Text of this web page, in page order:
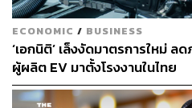
เป็นการยกระดับกฎระเบียบแล
ทันสมัยและเอื้อต่อการดำเนินธุ
การปรับปรุงกฎเกณฑ์ด้านพิธีก
เกษตรและอุตสาหกรรม ความร่
วิชาการ รวมถึงการเพิ่มบทใหม่อี
ECONOMIC / BUSINESS
‘เอกนิติ’ เล็งงัดมาตรการใหม่
ผู้ผลิต EV มาตั้งโรงงานในไทย